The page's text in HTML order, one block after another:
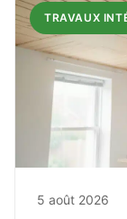
TRAVAUX
5 août 2026